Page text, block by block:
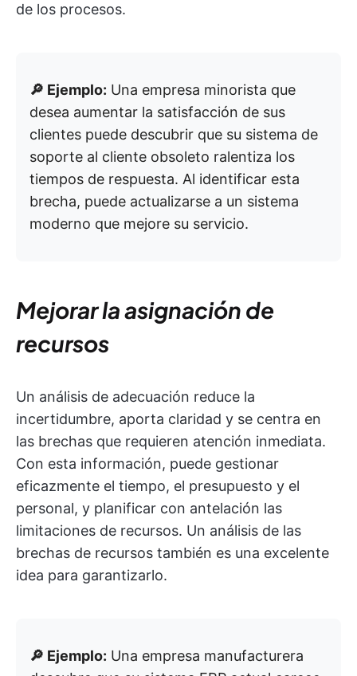
de los procesos.
🔎 Ejemplo: Una empresa minorista que
desea aumentar la satisfacción de sus
clientes puede descubrir que su sistema de
soporte al cliente obsoleto ralentiza los
tiempos de respuesta. Al identificar esta
brecha, puede actualizarse a un sistema
moderno que mejore su servicio.
Mejorar la asignación de
recursos
Un análisis de adecuación reduce la
incertidumbre, aporta claridad y se centra en
las brechas que requieren atención inmediata.
Con esta información, puede gestionar
eficazmente el tiempo, el presupuesto y el
personal, y planificar con antelación las
limitaciones de recursos. Un análisis de las
brechas de recursos también es una excelente
idea para garantizarlo.
🔎 Ejemplo: Una empresa manufacturera